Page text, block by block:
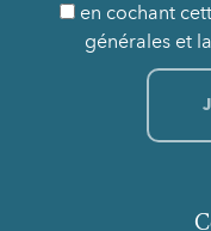
en cochant
générales et